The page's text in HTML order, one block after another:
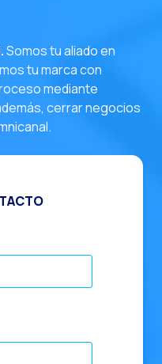
Somos tu aliado en
tu marca con
mediante
cerrar negocios